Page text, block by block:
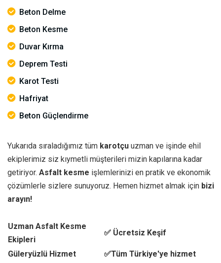
Beton Delme
Beton Kesme
Duvar Kırma
Deprem Testi
Karot Testi
Hafriyat
Beton Güçlendirme
Yukarıda sıraladığımız tüm karotçu uzman ve işinde ehil
ekiplerimiz siz kıymetli müşterileri mizin kapılarına kadar
getiriyor. Asfalt kesme işlemlerinizi en pratik ve ekonomik
çözümlerle sizlere sunuyoruz. Hemen hizmet almak için bizi
arayın!
Uzman Asfalt Kesme
Ekipleri
✅ Ücretsiz Keşif
Güleryüzlü Hizmet ✅Tüm Türkiye'ye hizmet